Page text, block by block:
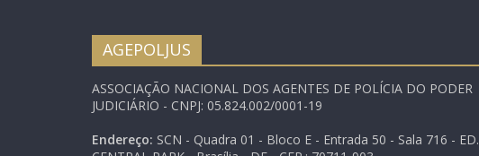
AGEPOLJUS
ASSOCIAÇÃO NACIONAL DOS AGENTES DE POLÍCIA DO PODER
JUDICIÁRIO - CNPJ: 05.824.002/0001-19
Endereço: SCN - Quadra 01 - Bloco E - Entrada 50 - Sala 716 - ED.